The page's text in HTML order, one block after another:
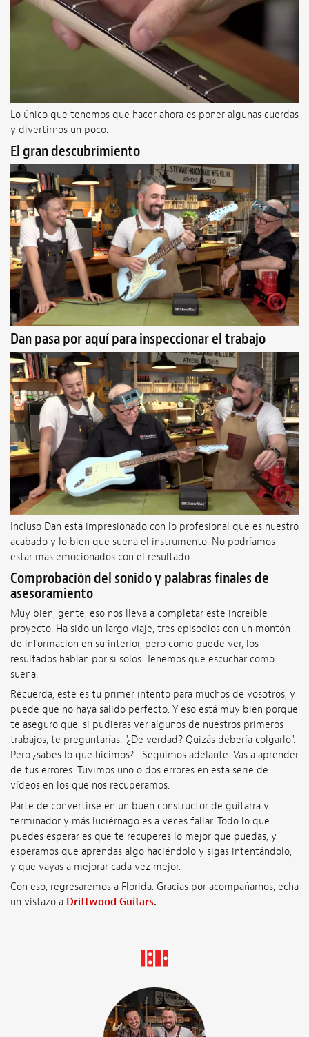
Lo único que tenemos que hacer ahora es poner algunas cuerdas
y divertirnos un poco.
El gran descubrimiento
Dan pasa por aquí para inspeccionar el trabajo
Incluso Dan está impresionado con lo profesional que es nuestro
acabado y lo bien que suena el instrumento. No podríamos
estar más emocionados con el resultado.
Comprobación del sonido y palabras finales de
asesoramiento
Muy bien, gente, eso nos lleva a completar este increíble
proyecto. Ha sido un largo viaje, tres episodios con un montón
de información en su interior, pero como puede ver, los
resultados hablan por sí solos. Tenemos que escuchar cómo
suena.
Recuerda, este es tu primer intento para muchos de vosotros, y
puede que no haya salido perfecto. Y eso está muy bien porque
te aseguro que, si pudieras ver algunos de nuestros primeros
trabajos, te preguntarías: "¿De verdad? Quizás debería colgarlo".
Pero ¿sabes lo que hicimos? Seguimos adelante. Vas a aprender
de tus errores. Tuvimos uno o dos errores en esta serie de
vídeos en los que nos recuperamos.
Parte de convertirse en un buen constructor de guitarra y
terminador y más luciérnago es a veces fallar. Todo lo que
puedes esperar es que te recuperes lo mejor que puedas, y
esperamos que aprendas algo haciéndolo y sigas intentándolo,
y que vayas a mejorar cada vez mejor.
Con eso, regresaremos a Florida. Gracias por acompañarnos, echa
un vistazo a Driftwood Guitars.